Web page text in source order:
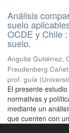
Análisis
suelo
OCDE y Chile
suelo.
Anguita Gutiérrez,
Freudenberg
prof. guía (
El presente
normativas y
mediante un
que cuenten con